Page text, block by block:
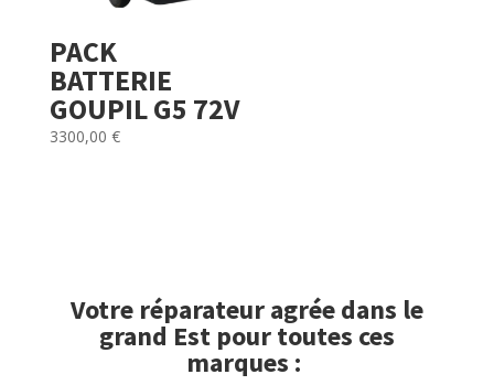
PACK
BATTERIE
GOUPIL G5 72V
3300,00 €
Votre réparateur agrée dans le
grand Est pour toutes ces
marques :